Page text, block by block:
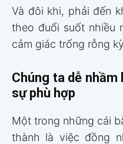
Và đôi khi, phải đến
theo đuổi suốt nhiều
cảm giác trống rỗng
Chúng ta dễ
sự phù hợp
Một trong những cái
thành là việc đồng